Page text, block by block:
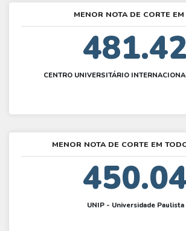
MENOR NOTA DE CORTE EM
481.42
CENTRO UNIVERSITÁRIO
MENOR NOTA DE CORTE EM
UNIP - Universidade Paulista